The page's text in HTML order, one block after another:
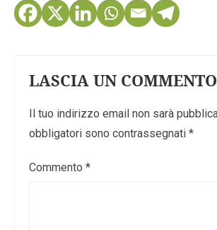
LASCIA UN COMMENTO
Il tuo indirizzo email non sarà
obbligatori sono contrassegnati *
Commento *